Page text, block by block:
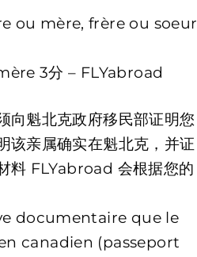
ou mère, frère ou soeur
3分 – FLYabroad
向魁北克政府移民部证明您
该亲属确实在魁北克，并证
料 FLYabroad 会根据您的
documentaire que le
canadien (passeport